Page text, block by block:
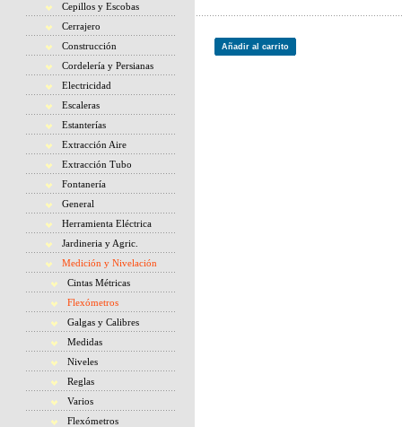
Cepillos y Escobas
Cerrajero
Construcción
Cordelería y Persianas
Electricidad
Escaleras
Estanterías
Extracción Aire
Extracción Tubo
Fontanería
General
Herramienta Eléctrica
Jardineria y Agric.
Medición y Nivelación
Cintas Métricas
Flexómetros
Galgas y Calibres
Medidas
Niveles
Reglas
Varios
Flexómetros
Añadir al carrito